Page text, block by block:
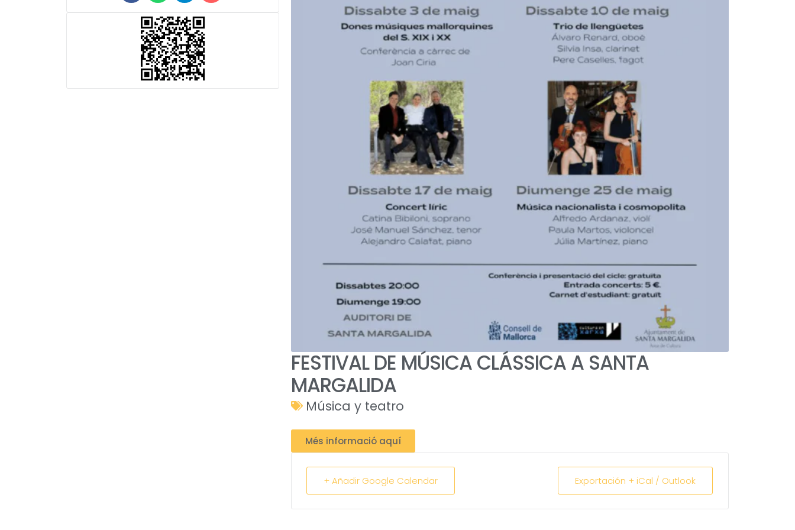
FESTIVAL DE MÚSICA CLÁSSICA A SANTA
MARGALIDA
Música y teatro
Més informació aquí
+ Añadir Google Calendar Exportación + iCal / Outlook